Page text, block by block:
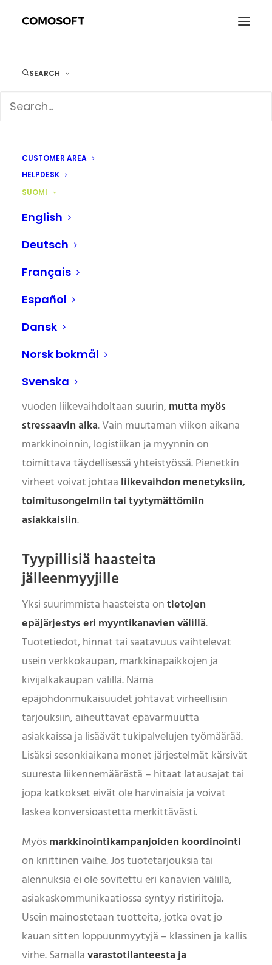
SEARCH
CUSTOMER AREA
HELPDESK
SUOMI
English
Deutsch
Français
Español
Dansk
Norsk bokmål
Svenska
DIY & rautakauppa
Joulukampanjan
haasteet
vähittäiskaupassa
Joulukausi on monille vähittäiskauppiaille
vuoden liikevaihdoltaan suurin, mutta myös
stressaavin aika. Vain muutaman viikon aikana
markkinoinnin, logistiikan ja myynnin on
toimittava täydellisessä yhteistyössä. Pienetkin
virheet voivat johtaa liikevaihdon menetyksiin,
toimitusongelmiin tai tyytymättömiin
asiakkaisiin.
Tyypillisiä haasteita
jälleenmyyjille
Yksi suurimmista haasteista ontietojen
epäjärjestys eri myyntikanavien välillä.
Tuotetiedot, hinnat tai saatavuus vaihtelevat
usein verkkokaupan, markkinapaikkojen ja
kivijalkakaupan välillä. Nämä
epäjohdonmukaisuudet johtavat virheellisiin
tarjouksiin, aiheuttavat epävarmuutta
asiakkaissa ja lisäävät tukipalvelujen työmäärää.
Lisäksi sesonkiaikana monet järjestelmät kärsivät
suuresta liikennemäärästä – hitaat latausajat tai
jopa katkokset eivät ole harvinaisia ja voivat
laskea konversioastetta merkittävästi.
Myösmarkkinointikampanjoiden koordinointi
on kriittinen vaihe. Jos tuotetarjouksia tai
alennuksia ei ole sovitettu eri kanavien välillä,
asiakaskommunikaatiossa syntyy ristiriitoja.
Usein mainostetaan tuotteita, jotka ovat jo
kauan sitten loppuunmyytyjä – klassinen ja kallis
virhe. Samallavarastotilanteesta ja